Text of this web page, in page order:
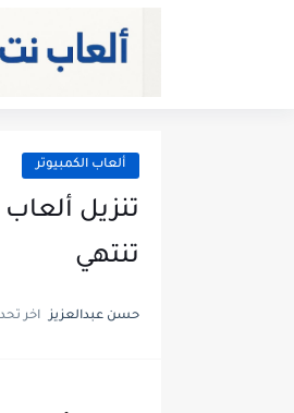
ألعاب الكمبيوتر
تنزيل
تنتهي
حسن عبدالعزيز اخر